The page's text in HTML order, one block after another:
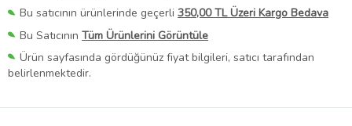
Bu satıcının ürünlerinde geçerli 350,00 TL Üzeri Kargo Bedava
Bu Satıcının Tüm Ürünlerini Görüntüle
Ürün sayfasında gördüğünüz fiyat bilgileri, satıcı tarafından
belirlenmektedir.